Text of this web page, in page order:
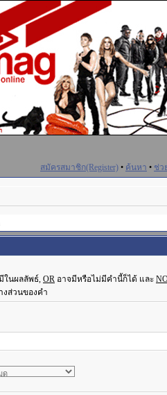
สมัครสมาชิก(Register) • ค้นหา • ช่ว
ในผลลัพธ์, OR อาจมีหรือไม่มีคำนี้ก็ได้ และ
งส่วนของคำ